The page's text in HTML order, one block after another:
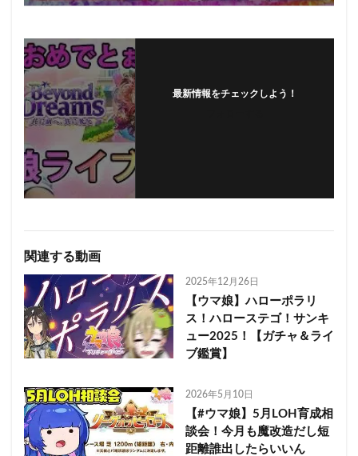
最新情報をチェックしよう！
関連する動画
2025年12月26日
【ウマ娘】ハローポラリ
ス！ハローステゴ！サンキ
ュー2025！【ガチャ＆ライ
ブ鑑賞】
2026年5月10日
【#ウマ娘】5月LOH育成相
談会！今月も魔改造だし短
距離誰出したらいいん